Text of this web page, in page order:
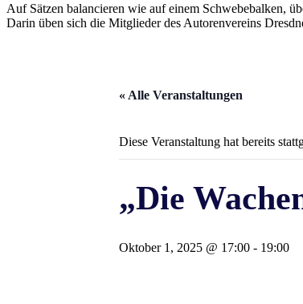
Auf Sätzen balancieren wie auf einem Schwebebalken,
Darin üben sich die Mitglieder des Autorenvereins
« Alle Veranstaltungen
Diese Veranstaltung hat bereits
„Die
Oktober 1, 2025 @ 17:00 - 19:00